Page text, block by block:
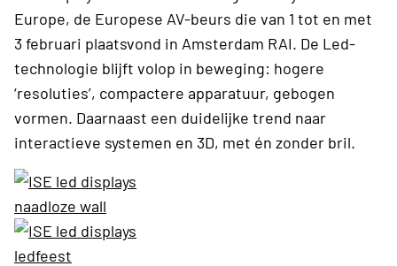
Europe, de Europese AV-beurs die van 1 tot en met
3 februari plaatsvond in Amsterdam RAI. De Led-
technologie blijft volop in beweging: hogere
‘resoluties’, compactere apparatuur, gebogen
vormen. Daarnaast een duidelijke trend naar
interactieve systemen en 3D, met én zonder bril.